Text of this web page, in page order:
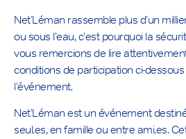
Net’Léman rassemble plus d’un
ou sous l’eau, c’est pourquoi la
vous remercions de lire
conditions de participation ci-
l’événement.
Net’Léman est un événement
seul.es, en famille ou entre ami.es.